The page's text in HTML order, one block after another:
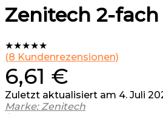
Zenitech 2-
★★★★★
(8 Kundenrezensionen)
6,61 €
Zuletzt aktualisiert am 4. Juli
Marke: Zenitech